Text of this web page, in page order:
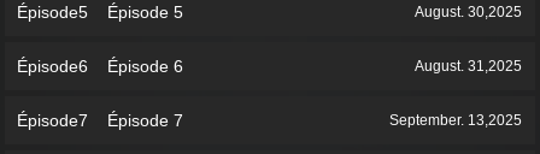
Épisode5 Épisode 5 August. 30,2025
Épisode6 Épisode 6 August. 31,2025
Épisode7 Épisode 7 September. 13,2025